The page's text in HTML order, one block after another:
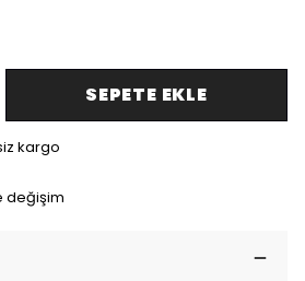
SEPETE EKLE
kargo
değişim